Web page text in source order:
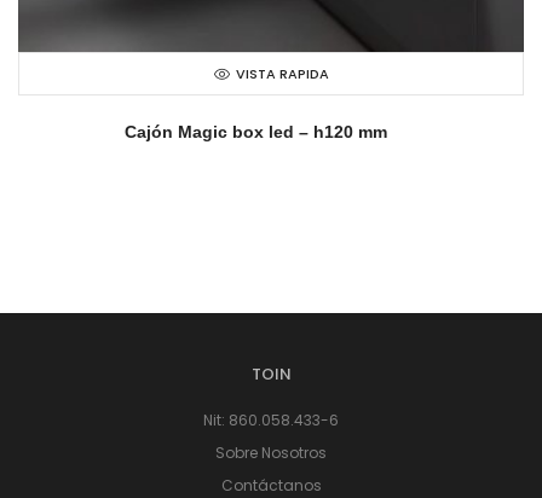
VISTA RAPIDA
Cajón Magic box led – h120 mm
TOIN
Nit: 860.058.433-6
Sobre Nosotros
Contáctanos